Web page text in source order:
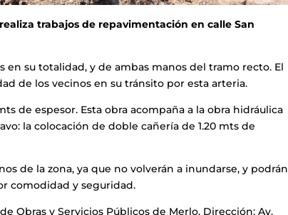
trabajos de repavimentación en calle San
en su totalidad, y de ambas manos del tramo recto. El
de los vecinos en su tránsito por esta arteria.
de espesor. Esta obra acompaña a la obra hidráulica
la colocación de doble cañería de 1.20 mts de
de la zona, ya que no volverán a inundarse, y podrán
comodidad y seguridad.
Obras y Servicios Públicos de Merlo. Dirección: Av.